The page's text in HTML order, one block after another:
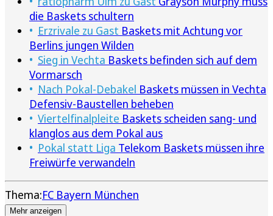
die Baskets schultern
Erzrivale zu Gast Baskets mit Achtung vor
Berlins jungen Wilden
Sieg in Vechta Baskets befinden sich auf dem
Vormarsch
Nach Pokal-Debakel Baskets müssen in Vechta
Defensiv-Baustellen beheben
Viertelfinalpleite Baskets scheiden sang- und
klanglos aus dem Pokal aus
Pokal statt Liga Telekom Baskets müssen ihre
Freiwürfe verwandeln
Thema:FC Bayern München
Mehr anzeigen